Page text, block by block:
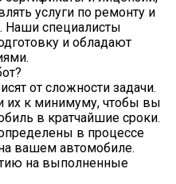
услуги по ремонту и
Наши специалисты
и обладают
от сложности задачи.
их к минимуму, чтобы вы
в кратчайшие сроки.
в процессе
вашем автомобиле.
на выполненные